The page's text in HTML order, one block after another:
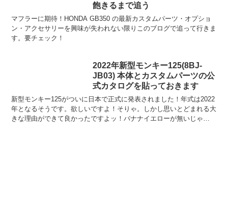
飽きるまで追う
マフラーに期待！HONDA GB350 の最新カスタムパーツ・オプショ
ン・アクセサリーを興味が失われない限りこのブログで追って行きま
す。要チェック！
2022年新型モンキー125(8BJ-
JB03) 本体とカスタムパーツの公
式カタログを貼っておきます
新型モンキー125がついに日本で正式に発表されました！年式は2022
年となるそうです。欲しいですよ！そりゃ。しかし思いとどまれる大
きな理由ができて良かったですよッ！バナナイエローが無いじゃ